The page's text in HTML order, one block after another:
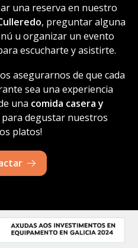
una reserva en nuestro
, preguntar alguna
u organizar un evento
escucharte y asistirte.
asegurarnos de que cada
sea una experiencia
una comida casera y
para degustar nuestros
platos!